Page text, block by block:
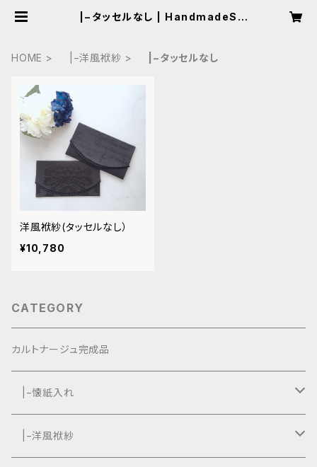
|−タッセルなし | HandmadeSal
HOME |−洋風袱紗 |−タッセルなし
洋風袱紗(タッセルなし）
¥10,780
CATEGORY
カルトナージュ完成品
|−懐紙入れ
|−タッセル付き
|−洋風袱紗